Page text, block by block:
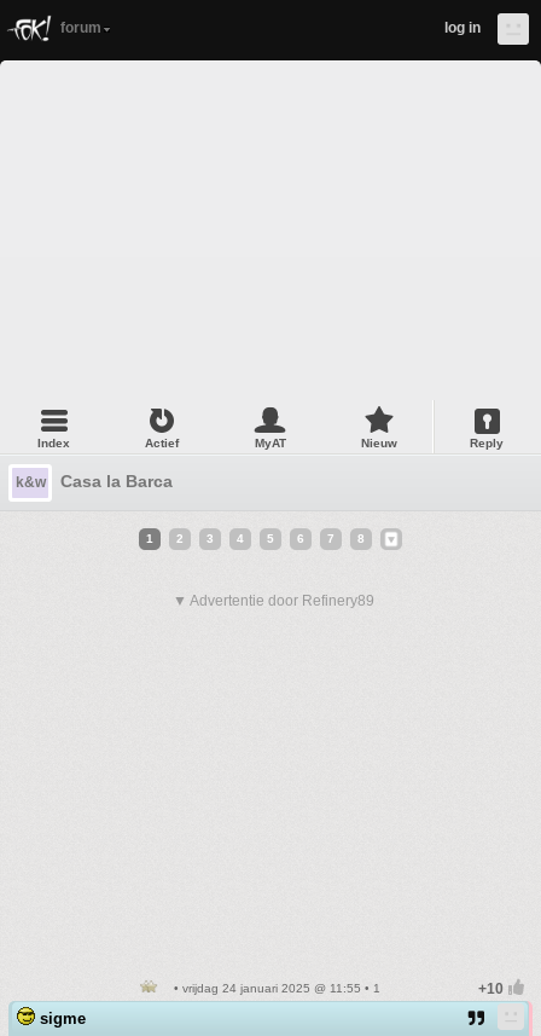
forum log in
Index Actief MyAT Nieuw Reply
k&w Casa la Barca
1 2 3 4 5 6 7 8
▼ Advertentie door Refinery89
• vrijdag 24 januari 2025 @ 11:55 • 1
sigme